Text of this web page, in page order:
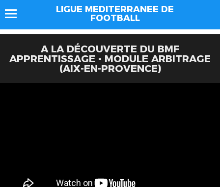
LIGUE MEDITERRANEE DE
FOOTBALL
A LA DÉCOUVERTE DU BMF
APPRENTISSAGE - MODULE ARBITRAGE
(AIX-EN-PROVENCE)